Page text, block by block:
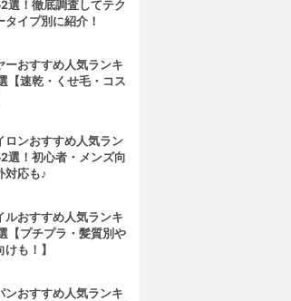
選！徹底調査してテク
タイプ別に紹介！
ーおすすめ人気ランキ
【速乾・くせ毛・コス
ロンおすすめ人気ラン
選！初心者・メンズ向
対応も♪
ルおすすめ人気ランキ
【プチプラ・髪質別や
も！】
ンおすすめ人気ランキ